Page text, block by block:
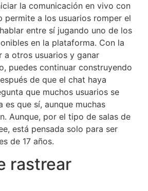
la comunicación en vivo con
permite a los usuarios romper el
entre sí jugando uno de los
en la plataforma. Con la
a otros usuarios y ganar
puedes continuar construyendo
de que el chat haya
que muchos usuarios se
es que sí, aunque muchas
Aunque, por el tipo de salas de
está pensada solo para ser
de 17 años.
rastrear